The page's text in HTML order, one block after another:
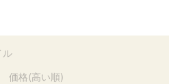
ル
価格(高い順)